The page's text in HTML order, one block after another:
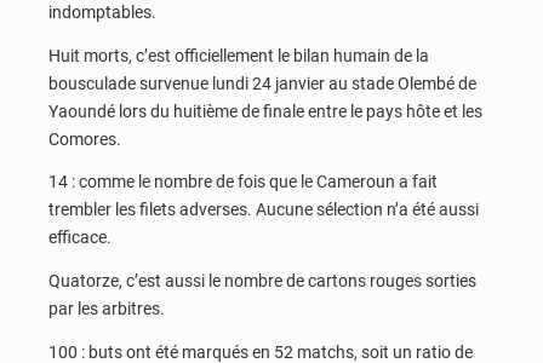
indomptables.
Huit morts, c’est officiellement le bilan humain de la
bousculade survenue lundi 24 janvier au stade Olembé de
Yaoundé lors du huitième de finale entre le pays hôte et les
Comores.
14 : comme le nombre de fois que le Cameroun a fait
trembler les filets adverses. Aucune sélection n’a été aussi
efficace.
Quatorze, c’est aussi le nombre de cartons rouges sorties
par les arbitres.
100 : buts ont été marqués en 52 matchs, soit un ratio de